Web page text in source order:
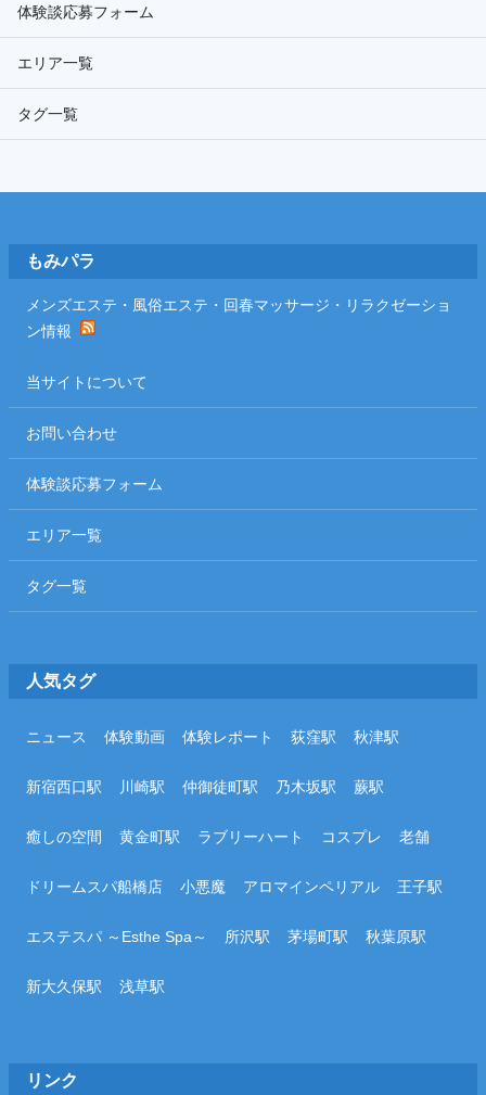
体験談応募フォーム
エリア一覧
タグ一覧
Footerもみパラ
メンズエステ・風俗エステ・回春マッサージ・リラクゼーショ
ン情報
当サイトについて
お問い合わせ
体験談応募フォーム
エリア一覧
タグ一覧
人気タグ
ニュース 体験動画 体験レポート 荻窪駅 秋津駅
新宿西口駅 川崎駅 仲御徒町駅 乃木坂駅 蕨駅
癒しの空間 黄金町駅 ラブリーハート コスプレ 老舗
ドリームスパ船橋店 小悪魔 アロマインペリアル 王子駅
エステスパ ～Esthe Spa～ 所沢駅 茅場町駅 秋葉原駅
新大久保駅 浅草駅
リンク